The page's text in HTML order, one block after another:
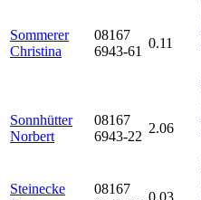
Sommerer
Christina
08167
6943-61
0.11
Sonnhütter
Norbert
08167
6943-22
2.06
Steinecke
08167